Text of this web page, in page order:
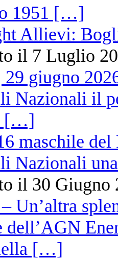
Allievi:
il 7 Luglio
maschile
Nazionali
il 30 Giugno